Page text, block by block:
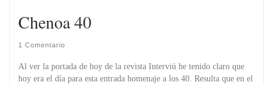
Chenoa 40
1 Comentario
Al ver la portada de hoy de la revista Interviú he tenido claro que
hoy era el dí­a para esta entrada homenaje a los 40. Resulta que en el